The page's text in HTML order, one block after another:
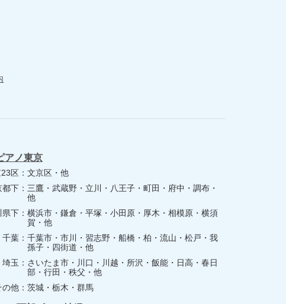
アノ東京
区
文京区・他
都下
三鷹・武蔵野・立川・八王子・町田・府中・調布・
他
県下
横浜市・鎌倉・平塚・小田原・厚木・相模原・横須
賀・他
千葉
千葉市・市川・習志野・船橋・柏・流山・松戸・我
孫子・四街道・他
埼玉
さいたま市・川口・川越・所沢・飯能・日高・春日
部・行田・秩父・他
の他
茨城・栃木・群馬